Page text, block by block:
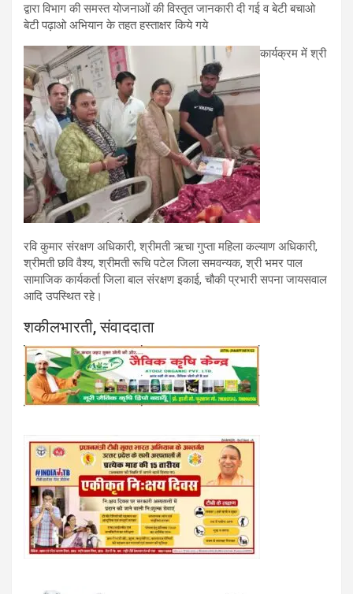
द्वारा विभाग की समस्त योजनाओं की विस्तृत जानकारी दी गई व बेटी बचाओ
बेटी पढ़ाओ अभियान के तहत हस्ताक्षर किये गये
कार्यक्रम में श्री
रवि कुमार संरक्षण अधिकारी, श्रीमती ऋचा गुप्ता महिला कल्याण अधिकारी,
श्रीमती छवि वैश्य, श्रीमती रूचि पटेल जिला समवन्यक, श्री भमर पाल
सामाजिक कार्यकर्ता जिला बाल संरक्षण इकाई, चौकी प्रभारी सपना जायसवाल
आदि उपस्थित रहे।
शकीलभारती, संवाददाता